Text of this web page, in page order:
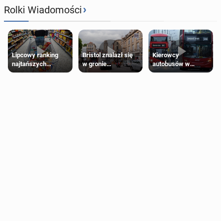
Rolki Wiadomości›
Lipcowy ranking
najtańszych
supermarketów
Bristol znalazł się
w gronie
najlepszych
Kierowcy
autobusów w
Londynie